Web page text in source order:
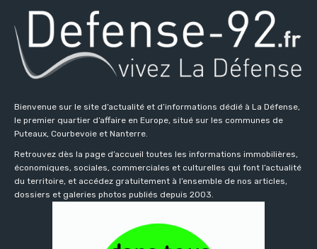
Bienvenue sur le site d’actualité et d’informations dédié à La Défense,
le premier quartier d’affaire en Europe, situé sur les communes de
Puteaux, Courbevoie et Nanterre.
Retrouvez dès la page d’accueil toutes les informations immobilières,
économiques, sociales, commerciales et culturelles qui font l’actualité
du territoire, et accédez gratuitement à l’ensemble de nos articles,
dossiers et galeries photos publiés depuis 2003.